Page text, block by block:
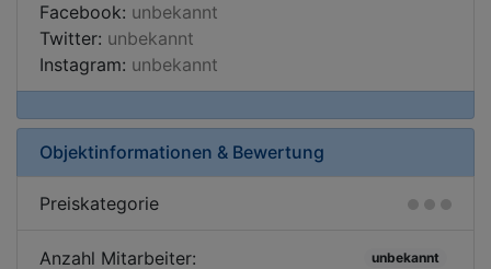
Facebook: unbekannt
Twitter: unbekannt
Instagram: unbekannt
Objektinformationen & Bewertung
Preiskategorie
Anzahl Mitarbeiter: unbekannt